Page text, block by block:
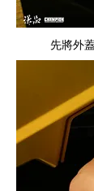
先將外